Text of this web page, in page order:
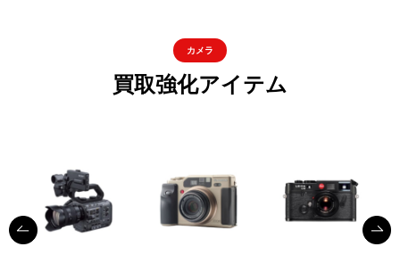
カメラ
買取強化アイテム